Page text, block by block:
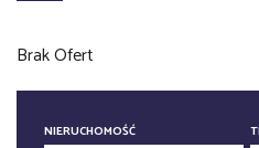
Brak Ofert
NIERUCHOMOŚĆ